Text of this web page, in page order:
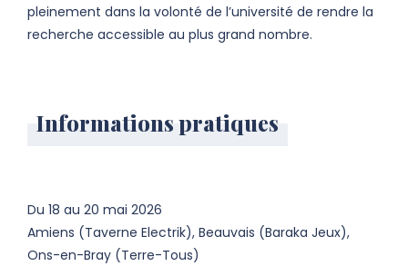
pleinement dans la volonté de l’université de rendre la
recherche accessible au plus grand nombre.
Informations pratiques
Du 18 au 20 mai 2026
Amiens (Taverne Electrik), Beauvais (Baraka Jeux),
Ons-en-Bray (Terre-Tous)